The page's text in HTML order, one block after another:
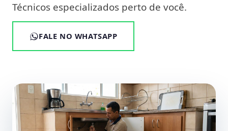
Técnicos especializados perto de você.
FALE NO WHATSAPP